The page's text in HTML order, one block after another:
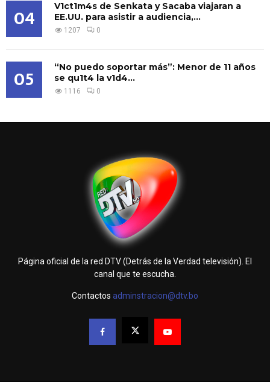
04
V1ct1m4s de Senkata y Sacaba viajaran a
EE.UU. para asistir a audiencia,...
1207 0
05
“No puedo soportar más”: Menor de 11 años
se qu1t4 la v1d4...
1116 0
Página oficial de la red DTV (Detrás de la Verdad televisión). El
canal que te escucha.
Contactos adminstracion@dtv.bo